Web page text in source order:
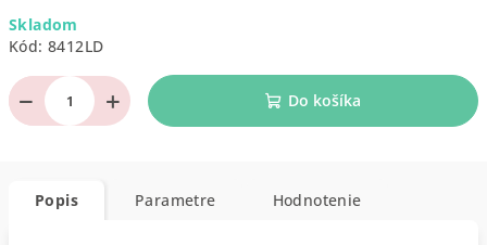
cena:
Skladom
Kód: 8412LD
+
− Do košíka
Popis Parametre Hodnotenie